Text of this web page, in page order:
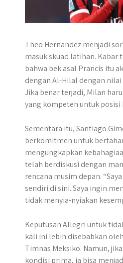
Theo Hernandez menjadi
masuk skuad latihan. Kabar
bahwa bek asal Prancis itu
dengan Al-Hilal dengan
Jika benar terjadi, Milan
yang kompeten untuk posisi
Sementara itu, Santiago
berkomitmen untuk
mengungkapkan
telah berdiskusi dengan
rencana musim depan.
sendiri di sini. Saya ingin
tidak menyia-nyiakan
Keputusan Allegri untuk
kali ini lebih disebabkan
Timnas Meksiko. Namun,
kondisi prima, ia bisa